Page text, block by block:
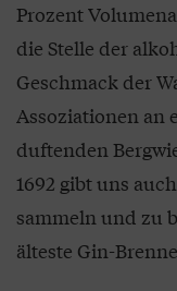
Prozent
die Stelle der
Geschmack der
Assoziationen an
duftenden
1692 gibt uns
sammeln und zu
älteste Gin-